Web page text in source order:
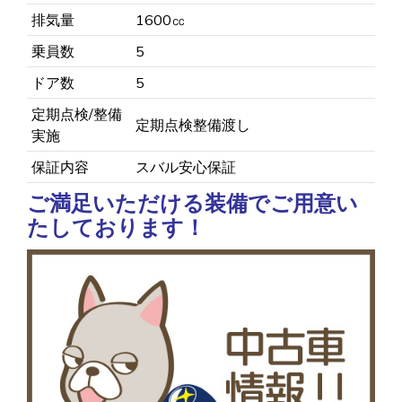
排気量
1600㏄
乗員数
5
ドア数
5
定期点検/整備
実施
定期点検整備渡し
保証内容 スバル安心保証
ご満足いただける装備でご用意い
たしております！